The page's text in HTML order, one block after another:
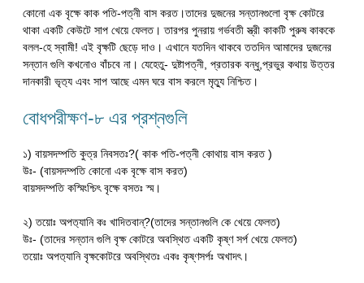
কোনো এক বৃক্ষে কাক পতি-পত্নী বাস করত।তাদের দুজনের সন্তানগুলো বৃক্ষ কোটরে
থাকা একটি কেউটে সাপ খেয়ে ফেলত। তারপর পুনরায় গর্ভবতী স্ত্রী কাকটি পুরুষ কাককে
বলল-হে স্বামী! এই বৃক্ষটি ছেড়ে দাও। এখানে যতদিন থাকবে ততদিন আমাদের দুজনের
সন্তান গুলি কখনোও বাঁচবে না। যেহেতু- দুষ্টাপত্নী, প্রতারক বন্ধু,প্রভুর কথায় উত্তর
দানকারী ভৃত‍্য এবং সাপ আছে এমন ঘরে বাস করলে মৃত্যু নিশ্চিত।
বোধপরীক্ষণ-৮ এর প্রশ্নগুলি
১) বায়সদম্পতি কুত্র নিবসতঃ?( কাক পতি-পত্নী কোথায় বাস করত )
উঃ- (বায়সদম্পতি কোনো এক বৃক্ষে বাস করত)
বায়সদম্পতি কস্মিংশ্চিৎ বৃক্ষে বসতঃ স্ম।
২) তয়োঃ অপত‍্যানি কঃ খাদিতবান্?(তাদের সন্তানগুলি কে খেয়ে ফেলত)
উঃ- (তাদের সন্তান গুলি বৃক্ষ কোটরে অবস্থিত একটি কৃষ্ণ সর্প খেয়ে ফেলত)
তয়োঃ অপত‍্যানি বৃক্ষকোটরে অবস্থিতঃ একঃ কৃষ্ণসর্পঃ অখাদৎ।